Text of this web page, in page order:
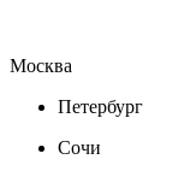
Москва
Петербург
Сочи